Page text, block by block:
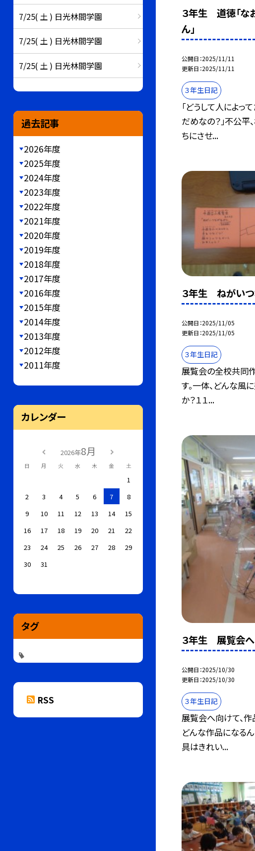
３年生 道徳「な
ん」
公開日 2025/11/11
更新日 2025/11/11
３年生日記
「どうして人によっ
だめなの？」不公平
ちにさせ...
３年生 ねがいつ
公開日 2025/11/05
更新日 2025/11/05
３年生日記
展覧会の全校共同
す。一体、どんな風
か？１１...
３年生 展覧会
公開日 2025/10/30
更新日 2025/10/30
３年生日記
展覧会へ向けて、作
どんな作品になる
具はきれい...
7/25( 土 ) 日光林間学園
7/25( 土 ) 日光林間学園
7/25( 土 ) 日光林間学園
過去記事
2026年度
2025年度
2024年度
2023年度
2022年度
2021年度
2020年度
2019年度
2018年度
2017年度
2016年度
2015年度
2014年度
2013年度
2012年度
2011年度
カレンダー
2026年8月
日 月 火 水 木 金 土
1
2
3 4 5 6 7
8
9
10 11 12 13 14
15
16
17 18 19 20 21
22
23
24 25 26 27 28
29
30
31
タグ
RSS